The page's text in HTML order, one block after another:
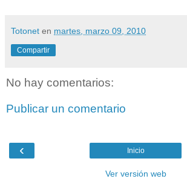
Totonet en martes, marzo 09, 2010
Compartir
No hay comentarios:
Publicar un comentario
‹ Inicio
Ver versión web